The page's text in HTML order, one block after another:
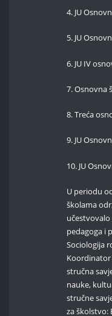
4. JU
5. JU
6. JU IV
7. Osnovna
8. Treća
9. JU
10. JU
U periodu
školama
pedagoga i
Sociologija
Koordinator
stručna
nauke,
stručne
za školstvo: